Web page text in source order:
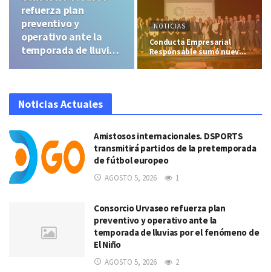
refuerza plan
preventivo y
operativo ante la
temporada de lluvias
NOTICIAS
Conducta Empresarial
Responsable sumó nuevos
miembros y…
Noticias Actuales
Amistosos internacionales. DSPORTS
transmitirá partidos de la pretemporada
de fútbol europeo
AGOSTO 5, 2026 1
Consorcio Urvaseo refuerza plan
preventivo y operativo ante la
temporada de lluvias por el fenómeno de
El Niño
AGOSTO 5, 2026 2